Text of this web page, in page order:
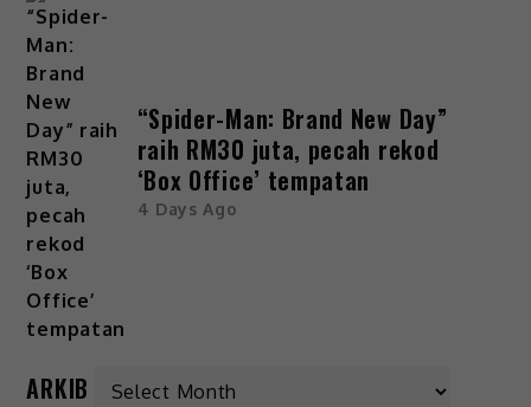
“Spider-Man: Brand New Day”
raih RM30 juta, pecah rekod
‘Box Office’ tempatan
4 Days Ago
ARKIB